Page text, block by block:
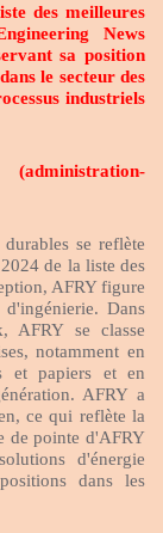
des meilleures
News
sa position
le secteur des
industriels
se reflète
de la liste des
AFRY figure
Dans
AFRY se classe
notamment en
et papiers et en
AFRY a
ce qui reflète la
de pointe d'AFRY
d'énergie
dans les